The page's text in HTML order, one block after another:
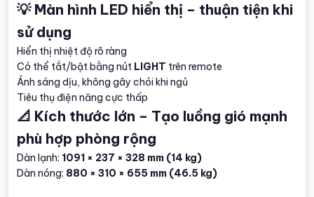
💡 Màn hình LED hiển thị – thuận tiện khi
sử dụng
Hiển thị nhiệt độ rõ ràng
Có thể tắt/bật bằng nút LIGHT trên remote
Ánh sáng dịu, không gây chói khi ngủ
Tiêu thụ điện năng cực thấp
📐 Kích thước lớn – Tạo luồng gió mạnh
phù hợp phòng rộng
Dàn lạnh: 1091 × 237 × 328 mm (14 kg)
Dàn nóng: 880 × 310 × 655 mm (46.5 kg)